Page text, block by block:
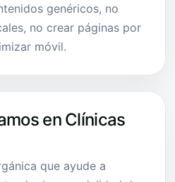
genéricos, no
no crear páginas por
móvil.
en Clínicas
que ayude a